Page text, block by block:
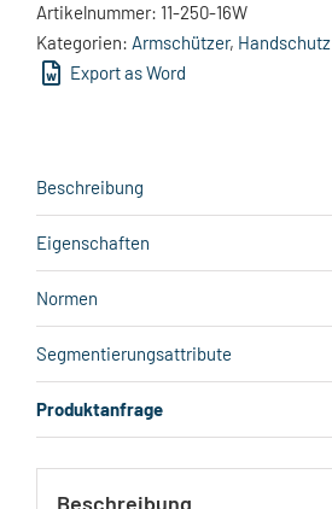
Artikelnummer: 11-250-16W
Kategorien: Armschützer, Handschutz
Export as Word
Beschreibung
Eigenschaften
Normen
Segmentierungsattribute
Produktanfrage
Beschreibung